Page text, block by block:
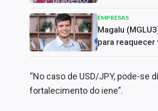
EMPRESAS
Magalu
para reaquecer
“No caso de USD/JPY, pode-se
fortalecimento do iene”.